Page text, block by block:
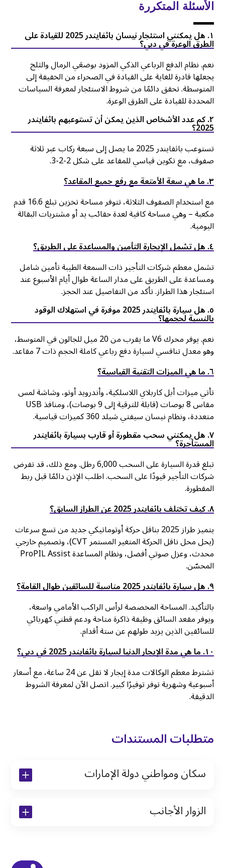
الأسئلة المتكررة
۱. هل يمكنني استئجار نيسان باثفايندر 2025 للقيادة على
الطرق الوعرة في دبي؟
نعم. نظام الدفع الرباعي الذكي المزود بوضعَي الرمال والثلج
يجعلها قادرة للغاية على القيادة في الصحراء من الخفيفة إلى
المتوسطة. تحقق دائمًا من شروط الاستئجار لمعرفة السياسات
المحددة للقيادة على الطرق الوعرة.
٢. كم عدد الأشخاص الذين يمكن أن تستوعبهم باثفايندر
2025؟
تستوعب باثفايندر 2025 ما يصل إلى سبعة ركاب عبر ثلاثة
صفوف، مع تكوين قياسي للمقاعد على شكل 2-2-3.
۳. ما هي سعة الأمتعة مع رفع جميع المقاعد؟
مع استخدام الصفوف الثلاثة، تتوفر مساحة تخزين تبلغ 16.6 قدم
مكعبة – وهي مساحة كافية لعدة حقائب يد أو مشتريات البقالة
اليومية.
٤. هل تشمل الإيجارة التأمين والمساعدة على الطريق؟
تشمل معظم شركات التأجير ذات السمعة الطيبة تأمين شامل
ومساعدة على الطريق على مدار الساعة طوال أيام الأسبوع عند
استئجار هذا الطراز. تأكد من التفاصيل عند الحجز.
٥. هل سيارة باثفايندر 2025 موفرة في استهلاك الوقود
بالنسبة لحجمها؟
نعم. يوفر محرك V6 ما يقرب من 20 ميل للجالون في المتوسط،
وهو معدل تنافسي لسيارة دفع رباعي كاملة الحجم ذات 7 مقاعد.
٦. ما هي الميزات التقنية القياسية؟
تأتي ميزات أبل كاربلاي اللاسلكية، وأندرويد أوتو، وشاشة لمس
مقاس 8 بوصات (قابلة للترقية إلى 9 بوصات)، ومنافذ USB
متعددة، ونظام نيسان سيفتي شيلد 360 كميزات قياسية.
٧. هل يمكنني سحب مقطورة أو قارب بسيارة باثفايندر
المستأجرة؟
تبلغ قدرة السيارة على السحب 6,000 رطل. ومع ذلك، قد تفرض
شركات التأجير قيودًا على السحب. اطلب الإذن دائمًا قبل ربط
المقطورة.
٨. كيف تختلف باثفايندر 2025 عن الطراز السابق؟
يتميز طراز 2025 بناقل حركة أوتوماتيكي جديد من تسع سرعات
(يحل محل ناقل الحركة المتغير المستمر CVT)، وتصميم خارجي
محدث، وعزل صوتي أفضل، ونظام المساعدة ProPIL Assist
المحسّن.
٩. هل سيارة باثفايندر 2025 مناسبة للسائقين طوال القامة؟
بالتأكيد. المساحة المخصصة لرأس الراكب الأمامي واسعة،
ويوفر مقعد السائق وظيفة ذاكرة متاحة ودعم قطني كهربائي
للسائقين الذين يزيد طولهم عن ستة أقدام.
۱٠. ما هي مدة الإيجار الدنيا لسيارة باثفايندر 2025 في دبي؟
تشترط معظم الوكالات مدة إيجار لا تقل عن 24 ساعة، مع أسعار
أسبوعية وشهرية توفر توفيرًا كبير. اتصل الآن لمعرفة الشروط
الدقيقة.
متطلبات المستندات
سكان ومواطني دولة الإمارات
نسخة من تأشيرة الاقامة
الزوار الأجانب